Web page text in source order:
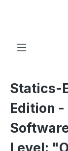
Statics-
Edition -